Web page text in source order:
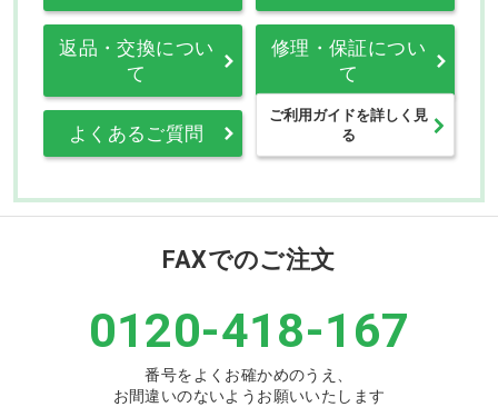
返品・交換につい
て
修理・保証につい
て
よくあるご質問
ご利用ガイドを詳しく見
る
FAXでのご注文
0120-418-167
番号をよくお確かめのうえ、
お間違いのないようお願いいたします